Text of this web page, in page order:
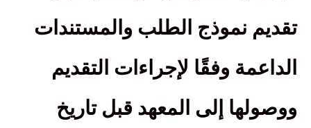
تقديم نموذج الطلب والمستندات
الداعمة وفقًا لإجراءات التقديم
ووصولها إلى المعهد قبل تاريخ